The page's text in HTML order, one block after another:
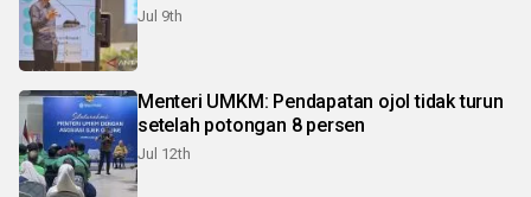
Jul 9th
Menteri UMKM: Pendapatan ojol tidak turun
setelah potongan 8 persen
Jul 12th